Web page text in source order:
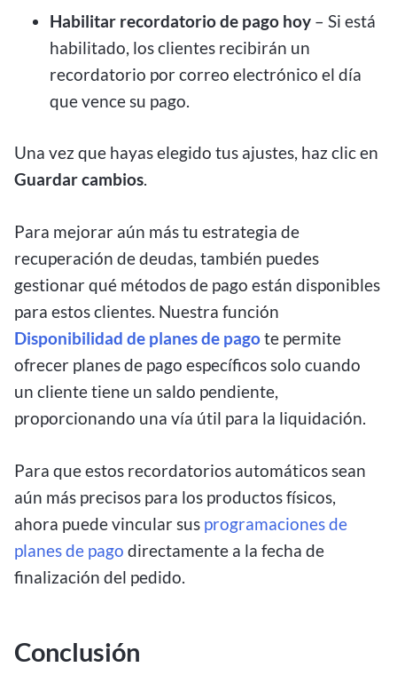
Habilitar recordatorio de pago hoy – Si está
habilitado, los clientes recibirán un
recordatorio por correo electrónico el día
que vence su pago.
Una vez que hayas elegido tus ajustes, haz clic en
Guardar cambios.
Para mejorar aún más tu estrategia de
recuperación de deudas, también puedes
gestionar qué métodos de pago están disponibles
para estos clientes. Nuestra función
Disponibilidad de planes de pagote permite
ofrecer planes de pago específicos solo cuando
un cliente tiene un saldo pendiente,
proporcionando una vía útil para la liquidación.
Para que estos recordatorios automáticos sean
aún más precisos para los productos físicos,
ahora puede vincular sus programaciones de
planes de pago directamente a la fecha de
finalización del pedido.
Conclusión